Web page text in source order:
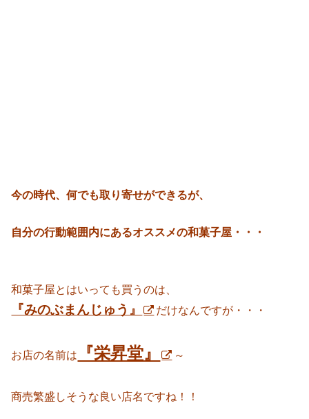
今の時代、何でも取り寄せができるが、
自分の行動範囲内にあるオススメの和菓子屋・・・
和菓子屋とはいっても買うのは、
『みのぶまんじゅう』 だけなんですが・・・
お店の名前は 『栄昇堂』 ～
商売繁盛しそうな良い店名ですね！！